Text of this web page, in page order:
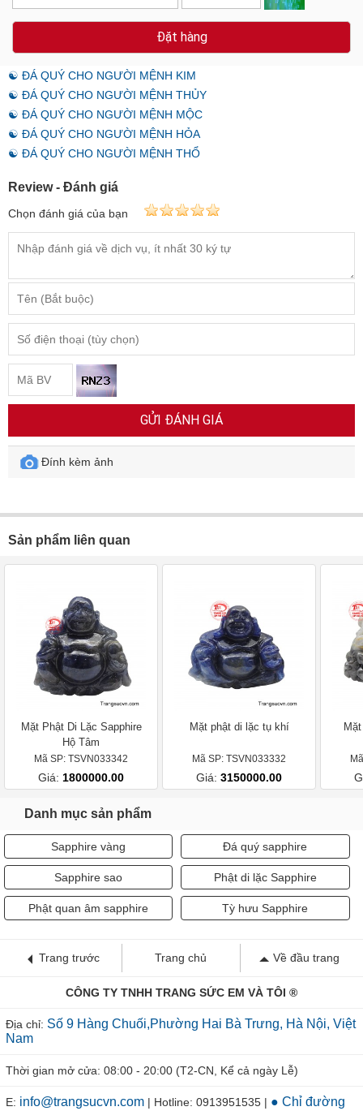
Đặt hàng
☯ ĐÁ QUÝ CHO NGƯỜI MỆNH KIM
☯ ĐÁ QUÝ CHO NGƯỜI MỆNH THỦY
☯ ĐÁ QUÝ CHO NGƯỜI MỆNH MỘC
☯ ĐÁ QUÝ CHO NGƯỜI MỆNH HỎA
☯ ĐÁ QUÝ CHO NGƯỜI MỆNH THỔ
Review - Đánh giá
Chọn đánh giá của bạn
GỬI ĐÁNH GIÁ
Đính kèm ảnh
Sản phẩm liên quan
Mặt Phật Di Lặc Sapphire
Hộ Tâm
Mã SP: TSVN033342
Giá: 1800000.00
Mặt phật di lặc tụ khí
Mã SP: TSVN033332
Giá: 3150000.00
Danh mục sản phẩm
Sapphire vàng Đá quý sapphire
Sapphire sao Phật di lặc Sapphire
Phật quan âm sapphire Tỳ hưu Sapphire
Trang trước Trang chủ Về đầu trang
CÔNG TY TNHH TRANG SỨC EM VÀ TÔI ®
Địa chỉ: Số 9 Hàng Chuối,Phường Hai Bà Trưng, Hà Nội, Việt
Nam
Thời gian mở cửa: 08:00 - 20:00 (T2-CN, Kể cả ngày Lễ)
E: info@trangsucvn.com | Hotline: 0913951535 | ● Chỉ đường